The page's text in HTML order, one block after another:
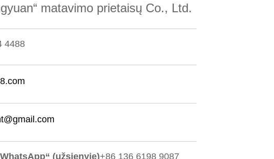
matavimo prietaisų Co., Ltd.
4488
(užsienyje)+86 136 6198 9087